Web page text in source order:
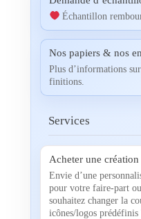
Échantillon
Nos papiers & nos
Plus d’informations
finitions.
Services
Acheter une
Envie d’une
pour votre faire-part
souhaitez changer la
icônes/logos